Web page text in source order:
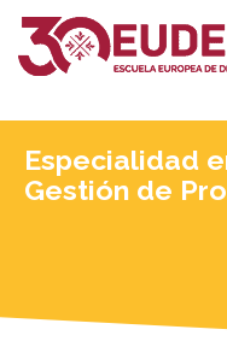
Especialidad
Gestión de